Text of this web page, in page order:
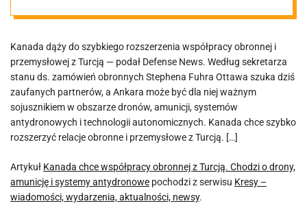
drony,
amunicję i
systemy
antydronowe
Kanada dąży do szybkiego rozszerzenia współpracy obronnej i
przemysłowej z Turcją — podał Defense News. Według sekretarza
stanu ds. zamówień obronnych Stephena Fuhra Ottawa szuka dziś
zaufanych partnerów, a Ankara może być dla niej ważnym
sojusznikiem w obszarze dronów, amunicji, systemów
antydronowych i technologii autonomicznych. Kanada chce szybko
rozszerzyć relacje obronne i przemysłowe z Turcją. […]
Artykuł Kanada chce współpracy obronnej z Turcją. Chodzi o drony,
amunicję i systemy antydronowe pochodzi z serwisu Kresy –
wiadomości, wydarzenia, aktualności, newsy.